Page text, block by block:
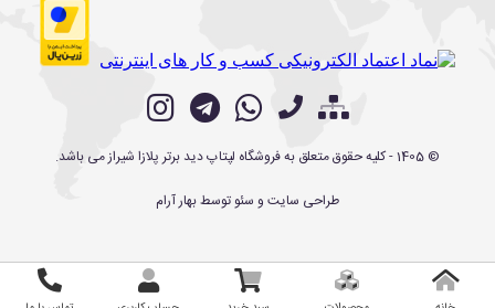
©
1405- کلیه حقوق متعلق بهفروشگاه لپتاپ دید برتر پلازا شیرازمی باشد.
طراحی سایت و سئو توسطبهار آرام